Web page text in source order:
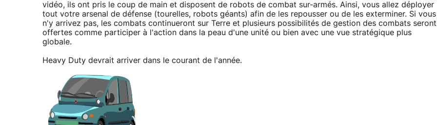
vidéo, ils ont pris le coup de main et disposent de robots de combat sur-armés. Ainsi, vous allez déployer
tout votre arsenal de défense (tourelles, robots géants) afin de les repousser ou de les exterminer. Si vous
n'y arrivez pas, les combats continueront sur Terre et plusieurs possibilités de gestion des combats seront
offertes comme participer à l'action dans la peau d'une unité ou bien avec une vue stratégique plus
globale.
Heavy Duty devrait arriver dans le courant de l'année.